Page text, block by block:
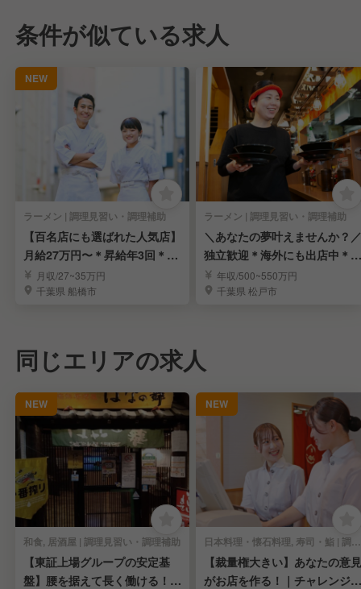
条件が似ている求人
NEW
ラーメン | 調理見習い・調理補助
【百名店にも選ばれた人気店】
月給27万円〜＊昇給年3回＊年
間休日113日
月収/27~35万円
千葉県 船橋市
ラーメン | 調理見習い・調理補助
＼あなたの夢叶えませんか？／
独立歓迎＊海外にも出店中＊年
収800万狙えます
年収/500~550万円
千葉県 松戸市
同じエリアの求人
NEW
和食, 居酒屋 | 調理見習い・調理補助
【東証上場グループの安定基
盤】腰を据えて長く働ける！調
NEW
日本料理・懐石料理, 寿司・鮨 | 調理見習い・調理補助
【裁量権大きい】あなたの意見
がお店を作る！｜チャレンジを